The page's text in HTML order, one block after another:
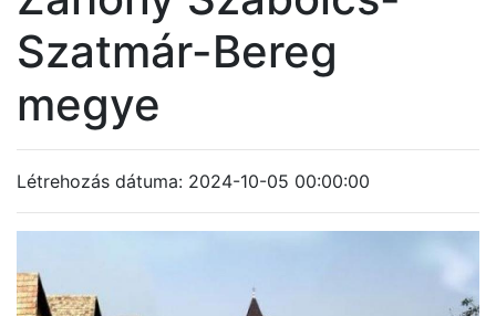
Szatmár-Bereg
megye
Létrehozás dátuma: 2024-10-05 00:00:00